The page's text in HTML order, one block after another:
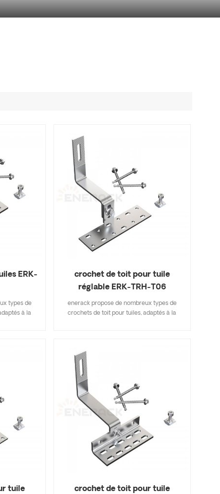
ERK-
types de
à la
permet
propose
de toit
des
aux
crochet de toit pour tuile
réglable ERK-TRH-T06
enerack propose de nombreux types de
crochets de toit pour tuiles, adaptés à la
principales spécifications vous permet
d'économiser sur les coûts d'inventaire,
rapide et facile à installer. enerack propose
une grande variété de crochets de toit
offrant aux clients des options.
personnalisées autorisées en fonction des
besoins du client pour répondre aux
exigences d'installation particulières.
tuile
crochet de toit pour tuile